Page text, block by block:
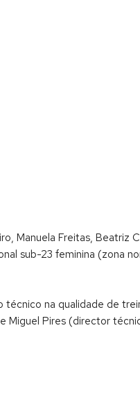
Manuela Freitas, Beatriz
sub-23 feminina (zona
na qualidade de
Pires (director